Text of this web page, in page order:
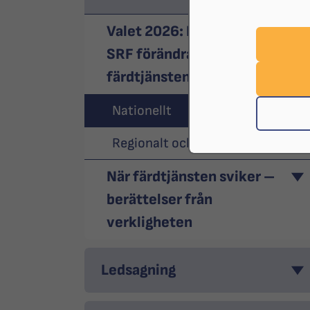
Valet 2026: Det här vill
SRF förändra inom
färdtjänsten
Nationellt
Regionalt och kommunalt
När färdtjänsten sviker –
berättelser från
verkligheten
Ledsagning